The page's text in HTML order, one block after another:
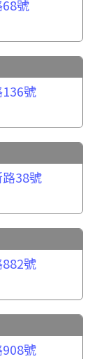
號
號
38號
號
號